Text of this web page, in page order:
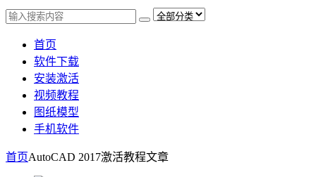
首页
软件下载
安装激活
视频教程
图纸模型
手机软件
首页AutoCAD 2017激活教程文章